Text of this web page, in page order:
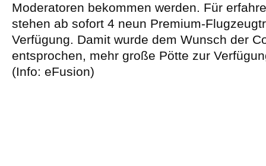
Moderatoren bekommen werden. Für
stehen ab sofort 4 neun Premium-
Verfügung. Damit wurde dem Wunsch der
entsprochen, mehr große Pötte zur
(Info: eFusion)